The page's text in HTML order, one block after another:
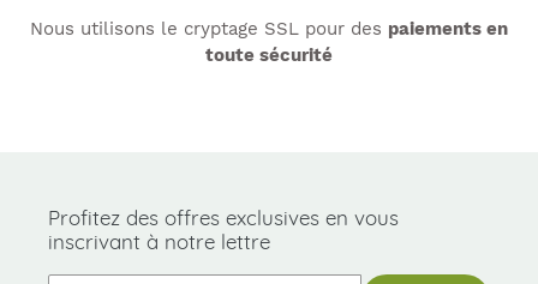
Nous utilisons le cryptage SSL pour des paiements en
toute sécurité
Profitez des offres exclusives en vous
inscrivant à notre lettre